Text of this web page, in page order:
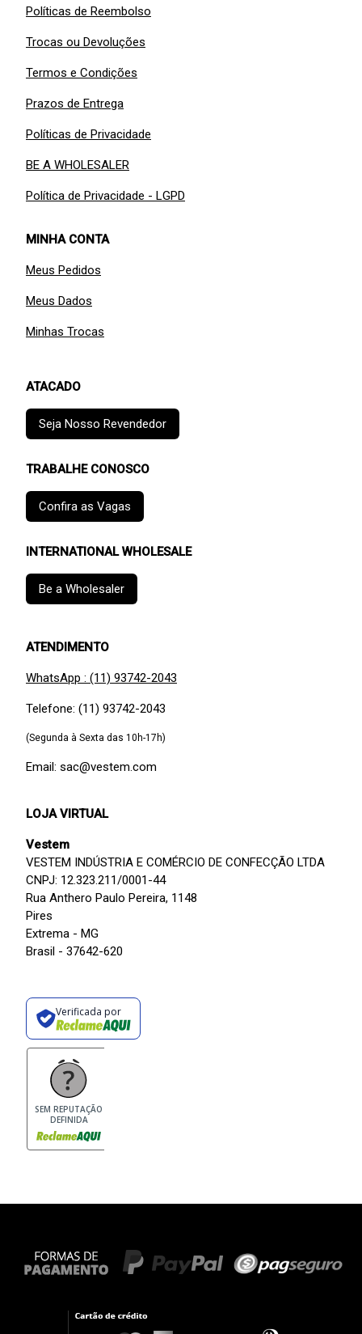
Políticas de Reembolso
Trocas ou Devoluções
Termos e Condições
Prazos de Entrega
Políticas de Privacidade
BE A WHOLESALER
Política de Privacidade - LGPD
MINHA CONTA
Meus Pedidos
Meus Dados
Minhas Trocas
ATACADO
Seja Nosso Revendedor
TRABALHE CONOSCO
Confira as Vagas
INTERNATIONAL WHOLESALE
Be a Wholesaler
ATENDIMENTO
WhatsApp : (11) 93742-2043
Telefone: (11) 93742-2043
(Segunda à Sexta das 10h-17h)
Email: sac@vestem.com
LOJA VIRTUAL
Vestem
VESTEM INDÚSTRIA E COMÉRCIO DE CONFECÇÃO LTDA
CNPJ: 12.323.211/0001-44
Rua Anthero Paulo Pereira, 1148
Pires
Extrema - MG
Brasil - 37642-620
Verificada por
SEM REPUTAÇÃO
DEFINIDA